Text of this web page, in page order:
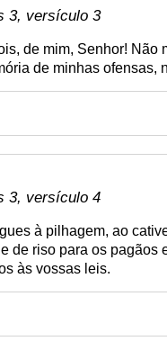
3, versículo 3
de mim, Senhor!
de minhas ofensas,
3, versículo 4
à pilhagem, ao
de riso para os pagãos
às vossas leis.